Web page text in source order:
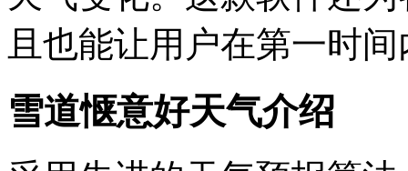
且也能让用户在第一时
雪道惬意好天气介绍